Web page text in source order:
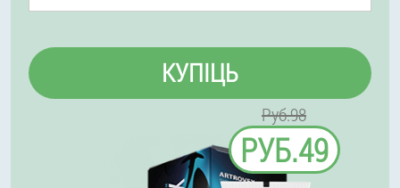
КУПІЦЬ
Руб.98
РУБ.49